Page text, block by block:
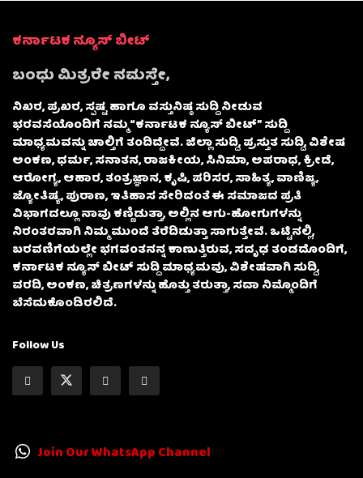
ಕರ್ನಾಟಕ ನ್ಯೂಸ್ ಬೀಟ್
ಬಂಧು ಮಿತ್ರರೇ ನಮಸ್ತೇ,
ನಿಖರ, ಪ್ರಖರ, ಸ್ಪಷ್ಟ ಹಾಗೂ ವಸ್ತುನಿಷ್ಠ ಸುದ್ದಿ ನೀಡುವ
ಭರವಸೆಯೊಂದಿಗೆ ನಮ್ಮ “ಕರ್ನಾಟಕ ನ್ಯೂಸ್ ಬೀಟ್” ಸುದ್ದಿ
ಮಾಧ್ಯಮವನ್ನು ಚಾಲ್ತಿಗೆ ತಂದಿದ್ದೇವೆ. ಜಿಲ್ಲಾ ಸುದ್ದಿ, ಪ್ರಸ್ತುತ ಸುದ್ದಿ, ವಿಶೇಷ
ಅಂಕಣ, ಧರ್ಮ, ಸನಾತನ, ರಾಜಕೀಯ, ಸಿನಿಮಾ, ಅಪರಾಧ, ಕ್ರೀಡೆ,
ಆರೋಗ್ಯ, ಆಹಾರ, ತಂತ್ರಜ್ಞಾನ, ಕೃಷಿ, ಪರಿಸರ, ಸಾಹಿತ್ಯ, ವಾಣಿಜ್ಯ,
ಜ್ಯೋತಿಷ್ಯ, ಪುರಾಣ, ಇತಿಹಾಸ ಸೇರಿದಂತೆ ಈ ಸಮಾಜದ ಪ್ರತಿ
ವಿಭಾಗದಲ್ಲೂ ನಾವು ಕಣ್ಣಿಡುತ್ತಾ, ಅಲ್ಲಿನ ಆಗು-ಹೋಗುಗಳನ್ನು
ನಿರಂತರವಾಗಿ ನಿಮ್ಮ ಮುಂದೆ ತೆರೆದಿಡುತ್ತಾ ಸಾಗುತ್ತೇವೆ. ಒಟ್ಟಿನಲ್ಲಿ,
ಬರವಣಿಗೆಯಲ್ಲೇ ಭಗವಂತನನ್ನ ಕಾಣುತ್ತಿರುವ, ಸದೃಢ ತಂಡದೊಂದಿಗೆ,
ಕರ್ನಾಟಕ ನ್ಯೂಸ್ ಬೀಟ್ ಸುದ್ದಿ ಮಾಧ್ಯಮವು, ವಿಶೇಷವಾಗಿ ಸುದ್ದಿ,
ವರದಿ, ಅಂಕಣ, ಚಿತ್ರಣಗಳನ್ನು ಹೊತ್ತು ತರುತ್ತಾ, ಸದಾ ನಿಮ್ಮೊಂದಿಗೆ
ಬೆಸೆದುಕೊಂಡಿರಲಿದೆ.
Follow Us
Join Our WhatsApp Channel